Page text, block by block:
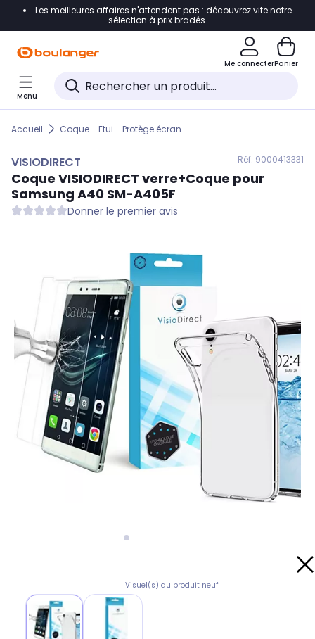
Accéder directement à la navigation
Accéder directement au pied de page
Accéder directement au chatbot
Les meilleures affaires n'attendent pas : découvrez vite notre
sélection à prix bradés.
Me connecterPanier
Menu
Accueil Coque - Etui - Protège écran
VISIODIRECT Réf. 9000413331
Coque VISIODIRECT verre+Coque pour
Samsung A40 SM-A405F
Donner le premier avis
Visuel(s) du produit neuf